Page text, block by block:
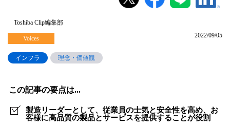
で
あ
り
け
る
こ
2022/09/05
Toshiba Clip編集部
Voices
インフラ 理念・価値観
この記事の要点は...
製造リーダーとして、従業員の士気と安全性を高め、お
客様に高品質の製品とサービスを提供することが役割